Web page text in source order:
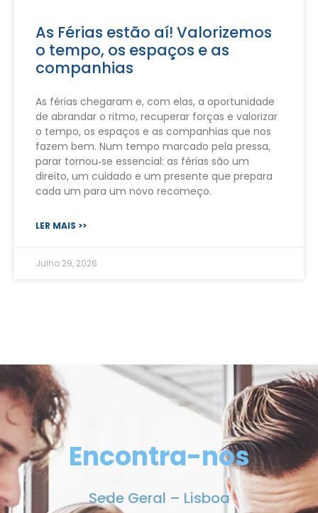
As Férias estão aí! Valorizemos
o tempo, os espaços e as
companhias
As férias chegaram e, com elas, a oportunidade
de abrandar o ritmo, recuperar forças e valorizar
o tempo, os espaços e as companhias que nos
fazem bem. Num tempo marcado pela pressa,
parar tornou‑se essencial: as férias são um
direito, um cuidado e um presente que prepara
cada um para um novo recomeço.
LER MAIS >>
Julho 29, 2026
Encontra-nos
Sede Geral – Lisboa